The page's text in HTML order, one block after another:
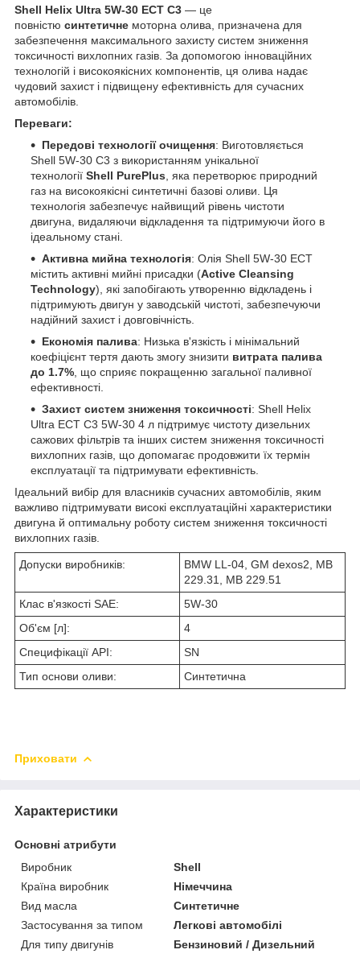
Shell Helix Ultra 5W-30 ECT C3 — це
повністю синтетичне моторна олива, призначена для
забезпечення максимального захисту систем зниження
токсичності вихлопних газів. За допомогою інноваційних
технологій і високоякісних компонентів, ця олива надає
чудовий захист і підвищену ефективність для сучасних
автомобілів.
Переваги:
Передові технології очищення: Виготовляється
Shell 5W-30 C3 з використанням унікальної
технології Shell PurePlus , яка перетворює природний
газ на високоякісні синтетичні базові оливи. Ця
технологія забезпечує найвищий рівень чистоти
двигуна, видаляючи відкладення та підтримуючи його в
ідеальному стані.
Активна мийна технологія: Олія Shell 5W-30 ECT
містить активні мийні присадки (Active Cleansing
Technology), які запобігають утворенню відкладень і
підтримують двигун у заводській чистоті, забезпечуючи
надійний захист і довговічність.
Економія палива: Низька в'язкість і мінімальний
коефіцієнт тертя дають змогу знизити витрата палива
до 1.7% , що сприяє покращенню загальної паливної
ефективності.
Захист систем зниження токсичності: Shell Helix
Ultra ECT C3 5W-30 4 л підтримує чистоту дизельних
сажових фільтрів та інших систем зниження токсичності
вихлопних газів, що допомагає продовжити їх термін
експлуатації та підтримувати ефективність.
Ідеальний вибір для власників сучасних автомобілів, яким
важливо підтримувати високі експлуатаційні характеристики
двигуна й оптимальну роботу систем зниження токсичності
вихлопних газів.
Допуски виробників:
BMW LL-04, GM dexos2, MB
229.31, MB 229.51
Клас в'язкості SAE:
5W-30
Об'єм [л]:
4
Специфікації API:
SN
Тип основи оливи:
Синтетична
Приховати
Характеристики
Основні атрибути
Виробник
Shell
Країна виробник
Німеччина
Вид масла
Синтетичне
Застосування за типом
Легкові автомобілі
Для типу двигунів
Бензиновий / Дизельний